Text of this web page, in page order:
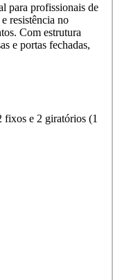
para profissionais de
resistência no
Com estrutura
e portas fechadas,
fixos e 2 giratórios (1